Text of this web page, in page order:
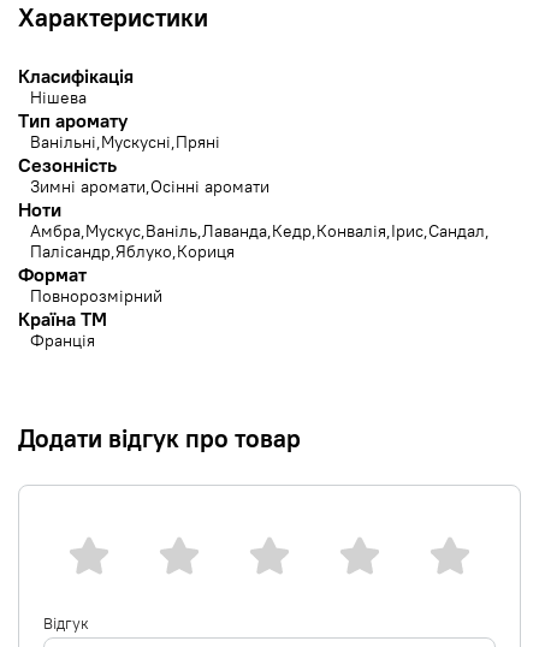
Характеристики
Класифікація
Нішева
Тип аромату
Ванільні Мускусні Пряні
Сезонність
Зимні аромати Осінні аромати
Ноти
Амбра Мускус Ваніль Лаванда Кедр Конвалія Ірис Сандал
Палісандр Яблуко Кориця
Формат
Повнорозмірний
Країна ТМ
Франція
Додати відгук про товар
Відгук